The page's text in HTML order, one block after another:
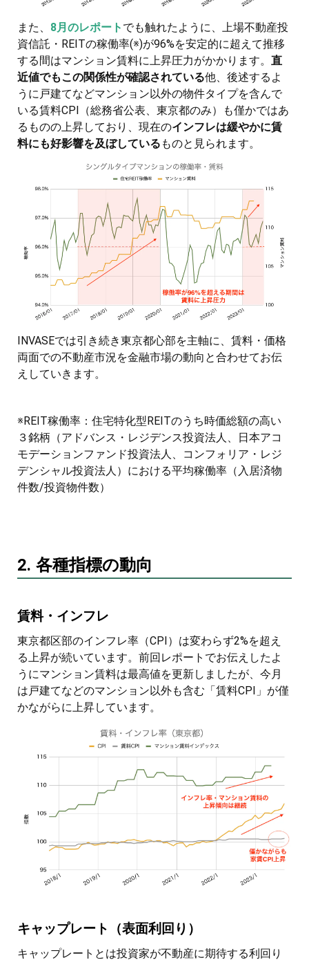
また、 8月のレポート でも触れたように、上場不動産投
資信託・REITの稼働率(※)が96%を安定的に超えて推移
する間はマンション賃料に上昇圧力がかかります。 直
近値でもこの関係性が確認されている他、後述するよ
うに戸建てなどマンション以外の物件タイプを含んで
いる賃料CPI（総務省公表、東京都のみ）も僅かではあ
るものの上昇しており、現在のインフレは緩やかに賃
料にも好影響を及ぼしている ものと見られます。
INVASEでは引き続き東京都心部を主軸に、賃料・価格
両面での不動産市況を金融市場の動向と合わせてお伝
えしていきます。
※REIT稼働率：住宅特化型REITのうち時価総額の高い
３銘柄（アドバンス・レジデンス投資法人、日本アコ
モデーションファンド投資法人、コンフォリア・レジ
デンシャル投資法人）における平均稼働率（入居済物
件数/投資物件数）
2. 各種指標の動向
賃料・インフレ
東京都区部のインフレ率（CPI）は変わらず2%を超え
る上昇が続いています。前回レポートでお伝えしたよ
うにマンション賃料は最高値を更新しましたが、今月
は戸建てなどのマンション以外も含む「賃料CPI」が僅
かながらに上昇しています。
キャップレート（表面利回り）
キャップレートとは投資家が不動産に期待する利回り